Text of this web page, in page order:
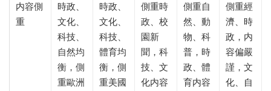
内容側
重
時政、
文化、
科技、
自然均
衡，側
重歐洲
時政、
文化、
科技、
體育均
衡，側
重美國
側重時
政、校
園新
聞，科
技、文
化内容
側重自
然、動
物、科
普，時
政、體
育内容
側重經
濟、時
政，内
容偏嚴
謹，文
化、自